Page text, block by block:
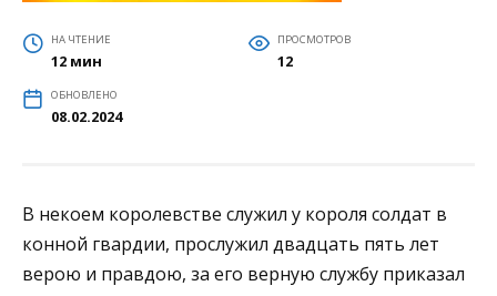
НА ЧТЕНИЕ
12 мин
ПРОСМОТРОВ
12
ОБНОВЛЕНО
08.02.2024
В некоем королевстве служил у короля солдат в
конной гвардии, прослужил двадцать пять лет
верою и правдою, за его верную службу приказал